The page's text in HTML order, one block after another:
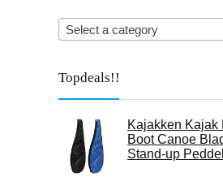
Select a category
Topdeals!!
Kajakken Kajak
Boot Canoe
Stand-up